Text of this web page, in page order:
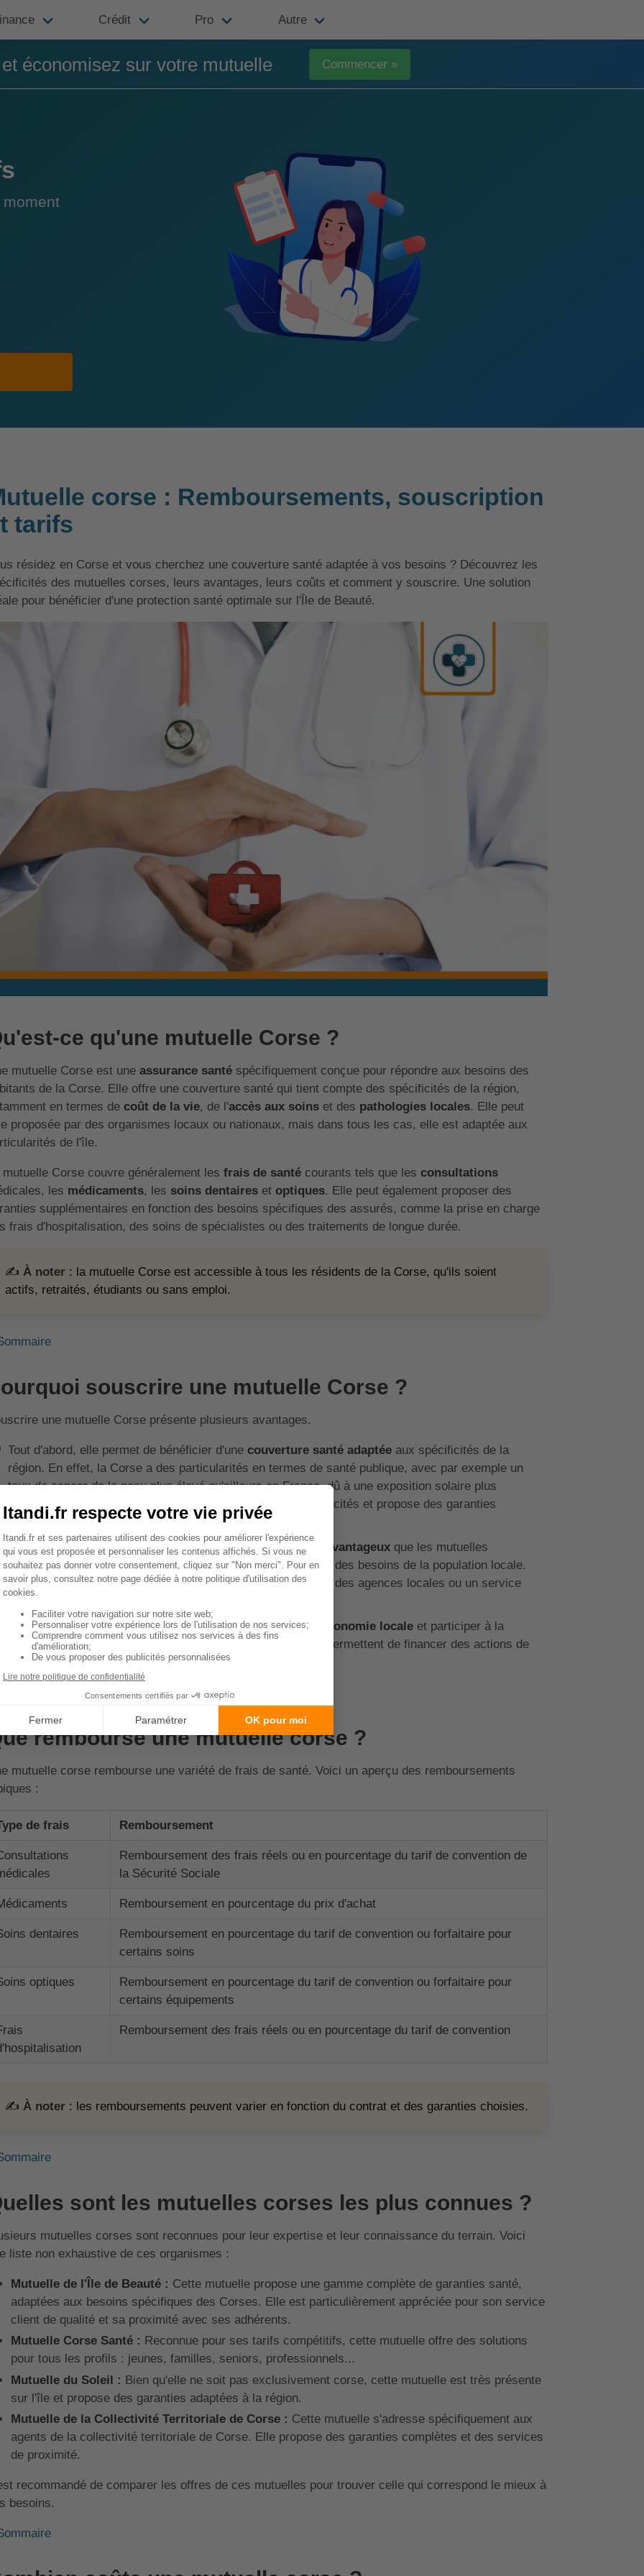
Crédit Pro Autre
économisez sur votre mutuelle Commencer »
corse : Remboursements, souscription
tarifs
résidez en Corse et vous cherchez une couverture santé adaptée à vos besoins ? Découvrez les
des mutuelles corses, leurs avantages, leurs coûts et comment y souscrire. Une solution
pour bénéficier d'une protection santé optimale sur l'Île de Beauté.
ce qu'une mutuelle Corse ?
mutuelle Corse est une assurance santéspécifiquement conçue pour répondre aux besoins des
de la Corse. Elle offre une couverture santé qui tient compte des spécificités de la région,
en termes de coût de la vie, de l'accès aux soins et des pathologies locales. Elle peut
proposée par des organismes locaux ou nationaux, mais dans tous les cas, elle est adaptée aux
de l'île.
mutuelle Corse couvre généralement les frais de santécourants tels que les consultations
les médicaments, les soins dentaires et optiques. Elle peut également proposer des
supplémentaires en fonction des besoins spécifiques des assurés, comme la prise en charge
frais d'hospitalisation, des soins de spécialistes ou des traitements de longue durée.
✍️ À noter: la mutuelle Corse est accessible à tous les résidents de la Corse, qu'ils soient
actifs, retraités, étudiants ou sans emploi.
souscrire une mutuelle Corse ?
une mutuelle Corse présente plusieurs avantages.
Tout d'abord, elle permet de bénéficier d'une couverture santé adaptéeaux spécificités de la
région. En effet, la Corse a des particularités en termes de santé publique, avec par exemple un
taux de cancer de la peau plus élevé qu'ailleurs en France, dû à une exposition solaire plus
importante. Une mutuelle Corse prend en compte ces spécificités et propose des garanties
adaptées.
Ensuite, une mutuelle Corse peut proposer destarifs plus avantageuxque les mutuelles
nationales, grâce à une meilleure connaissance du terrain et des besoins de la population locale.
Elle peut également offrir des services de proximité, comme des agences locales ou un service
Enfin, souscrire une mutuelle Corse, c'est aussi soutenir l'
économie localeet participer à la
solidarité régionale. En effet, les cotisations des adhérents permettent de financer des actions de
prévention et de soutien aux personnes en difficulté.
rembourse une mutuelle corse ?
mutuelle corse rembourse une variété de frais de santé. Voici un aperçu des remboursements
:
de frais Remboursement
Remboursement des frais réels ou en pourcentage du tarif de convention de
la Sécurité Sociale
Remboursement en pourcentage du prix d'achat
dentaires
Remboursement en pourcentage du tarif de convention ou forfaitaire pour
certains soins
optiques
Remboursement en pourcentage du tarif de convention ou forfaitaire pour
certains équipements
Remboursement des frais réels ou en pourcentage du tarif de convention
✍️ À noter: les remboursements peuvent varier en fonction du contrat et des garanties choisies.
sont les mutuelles corses les plus connues ?
mutuelles corses sont reconnues pour leur expertise et leur connaissance du terrain. Voici
liste non exhaustive de ces organismes :
Mutuelle de l'Île de Beauté : Cette mutuelle propose une gamme complète de garanties santé,
adaptées aux besoins spécifiques des Corses. Elle est particulièrement appréciée pour son service
client de qualité et sa proximité avec ses adhérents.
Mutuelle Corse Santé : Reconnue pour ses tarifs compétitifs, cette mutuelle offre des solutions
pour tous les profils : jeunes, familles, seniors, professionnels...
Mutuelle du Soleil : Bien qu'elle ne soit pas exclusivement corse, cette mutuelle est très présente
sur l'île et propose des garanties adaptées à la région.
Mutuelle de la Collectivité Territoriale de Corse : Cette mutuelle s'adresse spécifiquement aux
agents de la collectivité territoriale de Corse. Elle propose des garanties complètes et des services
de proximité.
recommandé de comparer les offres de ces mutuelles pour trouver celle qui correspond le mieux à
besoins.